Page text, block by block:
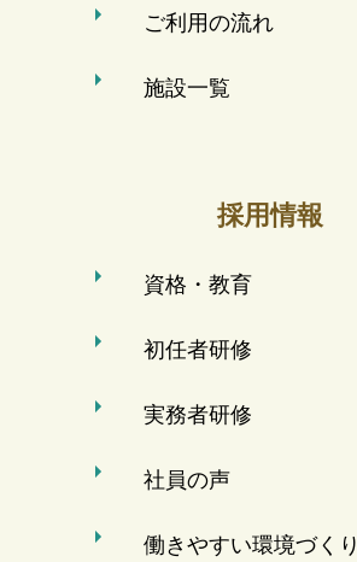
ご利用の流れ
施設一覧
採用情報
資格・教育
初任者研修
実務者研修
社員の声
働きやすい環境づくり